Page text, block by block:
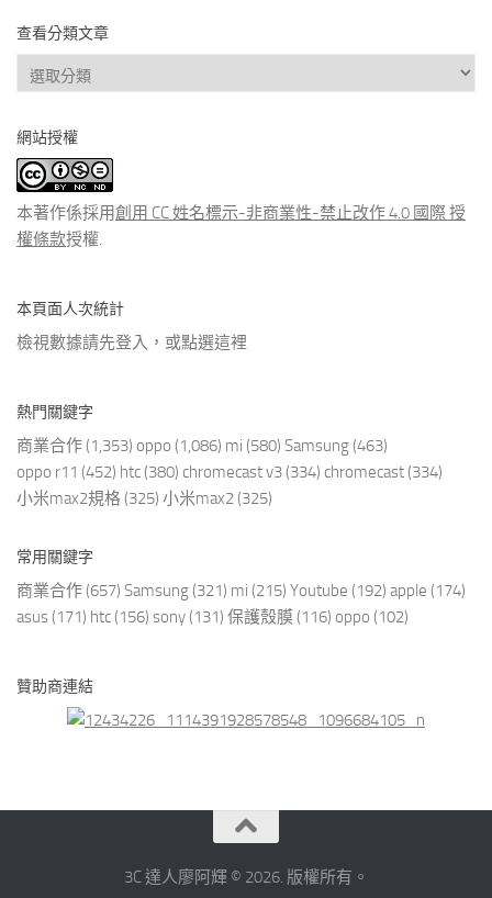
查看分類文章
查
看
類
文
章
網站授權
本著作係採用創用 CC 姓名標示-非商業性-禁止改作 4.0 國際 授
權條款授權.
本頁面人次統計
檢視數據請先登入，或點選這裡
熱門關鍵字
商業合作 (1,353) oppo (1,086) mi (580) Samsung (463)
oppo r11 (452) htc (380) chromecast v3 (334) chromecast (334)
小米max2規格 (325) 小米max2 (325)
常用關鍵字
商業合作 (657) Samsung (321) mi (215) Youtube (192) apple (174)
asus (171) htc (156) sony (131) 保護殼膜 (116) oppo (102)
贊助商連結
3C 達人廖阿輝 © 2026. 版權所有。